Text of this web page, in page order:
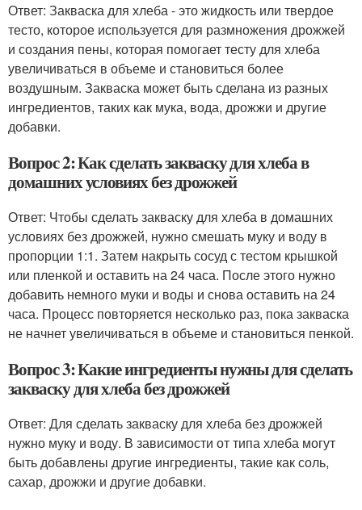
Ответ: Закваска для хлеба - это жидкость или твердое
тесто, которое используется для размножения дрожжей
и создания пены, которая помогает тесту для хлеба
увеличиваться в объеме и становиться более
воздушным. Закваска может быть сделана из разных
ингредиентов, таких как мука, вода, дрожжи и другие
добавки.
Вопрос 2: Как сделать закваску для хлеба в
домашних условиях без дрожжей
Ответ: Чтобы сделать закваску для хлеба в домашних
условиях без дрожжей, нужно смешать муку и воду в
пропорции 1:1. Затем накрыть сосуд с тестом крышкой
или пленкой и оставить на 24 часа. После этого нужно
добавить немного муки и воды и снова оставить на 24
часа. Процесс повторяется несколько раз, пока закваска
не начнет увеличиваться в объеме и становиться пенкой.
Вопрос 3: Какие ингредиенты нужны для сделать
закваску для хлеба без дрожжей
Ответ: Для сделать закваску для хлеба без дрожжей
нужно муку и воду. В зависимости от типа хлеба могут
быть добавлены другие ингредиенты, такие как соль,
сахар, дрожжи и другие добавки.